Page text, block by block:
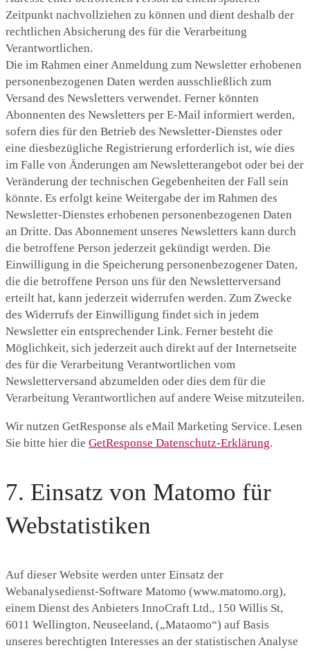
Zeitpunkt nachvollziehen zu können und dient deshalb der
rechtlichen Absicherung des für die Verarbeitung
Verantwortlichen.
Die im Rahmen einer Anmeldung zum Newsletter erhobenen
personenbezogenen Daten werden ausschließlich zum
Versand des Newsletters verwendet. Ferner könnten
Abonnenten des Newsletters per E-Mail informiert werden,
sofern dies für den Betrieb des Newsletter-Dienstes oder
eine diesbezügliche Registrierung erforderlich ist, wie dies
im Falle von Änderungen am Newsletterangebot oder bei der
Veränderung der technischen Gegebenheiten der Fall sein
könnte. Es erfolgt keine Weitergabe der im Rahmen des
Newsletter-Dienstes erhobenen personenbezogenen Daten
an Dritte. Das Abonnement unseres Newsletters kann durch
die betroffene Person jederzeit gekündigt werden. Die
Einwilligung in die Speicherung personenbezogener Daten,
die die betroffene Person uns für den Newsletterversand
erteilt hat, kann jederzeit widerrufen werden. Zum Zwecke
des Widerrufs der Einwilligung findet sich in jedem
Newsletter ein entsprechender Link. Ferner besteht die
Möglichkeit, sich jederzeit auch direkt auf der Internetseite
des für die Verarbeitung Verantwortlichen vom
Newsletterversand abzumelden oder dies dem für die
Verarbeitung Verantwortlichen auf andere Weise mitzuteilen.
Wir nutzen GetResponse als eMail Marketing Service. Lesen
Sie bitte hier die GetResponse Datenschutz-Erklärung.
7. Einsatz von Matomo für
Webstatistiken
Auf dieser Website werden unter Einsatz der
Webanalysedienst-Software Matomo (www.matomo.org),
einem Dienst des Anbieters InnoCraft Ltd., 150 Willis St,
6011 Wellington, Neuseeland, („Mataomo“) auf Basis
unseres berechtigten Interesses an der statistischen Analyse